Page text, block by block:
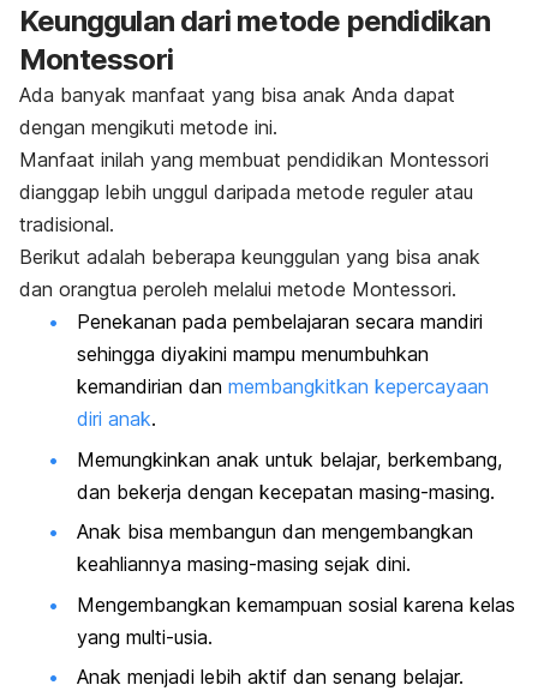
Keunggulan dari metode pendidikan
Montessori
Ada banyak manfaat yang bisa anak Anda dapat
dengan mengikuti metode ini.
Manfaat inilah yang membuat pendidikan Montessori
dianggap lebih unggul daripada metode reguler atau
tradisional.
Berikut adalah beberapa keunggulan yang bisa anak
dan orangtua peroleh melalui metode Montessori.
Penekanan pada pembelajaran secara mandiri
sehingga diyakini mampu menumbuhkan
kemandirian dan membangkitkan kepercayaan
diri anak.
Memungkinkan anak untuk belajar, berkembang,
dan bekerja dengan kecepatan masing-masing.
Anak bisa membangun dan mengembangkan
keahliannya masing-masing sejak dini.
Mengembangkan kemampuan sosial karena kelas
yang multi-usia.
Anak menjadi lebih aktif dan senang belajar.